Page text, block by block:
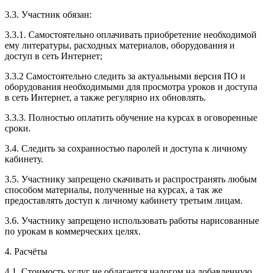
3.3. Участник обязан:
3.3.1. Cамостоятельно оплачивать приобретение необходимой
ему литературы, расходных материалов, оборудования и
доступ в сеть Интернет;
3.3.2 Самостоятельно следить за актуальными версия ПО и
оборудования необходимыми для просмотра уроков и доступа
в сеть Интернет, а также регулярно их обновлять.
3.3.3. Полностью оплатить обучение на курсах в оговоренные
сроки.
3.4. Следить за сохранностью паролей и доступа к личному
кабинету.
3.5. Участнику запрещено скачивать и распространять любым
способом материалы, полученные на курсах, а так же
предоставлять доступ к личному кабинету третьим лицам.
3.6. Участнику запрещено использовать работы нарисованные
по урокам в коммерческих целях.
4. Расчёты